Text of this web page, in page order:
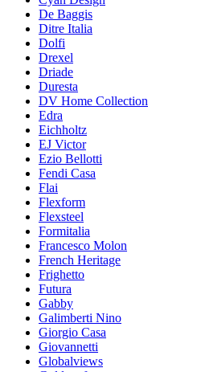
De Baggis
Ditre Italia
Dolfi
Drexel
Driade
Duresta
DV Home Collection
Edra
Eichholtz
EJ Victor
Ezio Bellotti
Fendi Casa
Flai
Flexform
Flexsteel
Formitalia
Francesco Molon
French Heritage
Frighetto
Futura
Gabby
Galimberti Nino
Giorgio Casa
Giovannetti
Globalviews